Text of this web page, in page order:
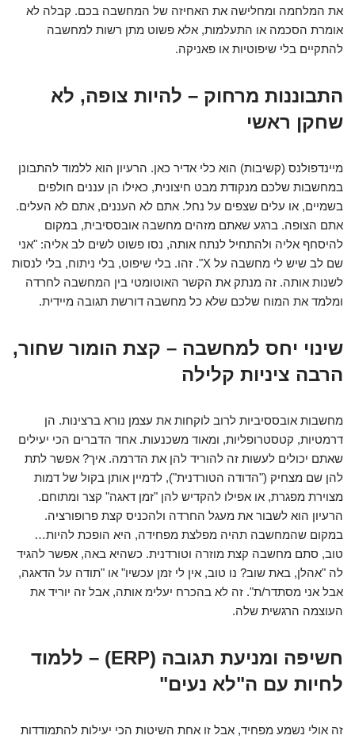
את המלחמה ומחלישה את האחיזה של המחשבה בכם. קבלה לא
אומרת הסכמה או התעלמות, אלא פשוט מתן רשות למחשבה
להתקיים בלי שיפוטיות או פאניקה.
התבוננות מרחוק – להיות צופה, לא
שחקן ראשי
מיינדפולנס (קשיבות) הוא כלי אדיר כאן. הרעיון הוא ללמוד להתבונן
במחשבות שלכם מנקודת מבט חיצונית, כאילו הן עננים חולפים
בשמיים, או עלים שצפים על נחל. אתם לא העננים, אתם לא העלים.
אתם הצופה. ברגע שאתם מזהים מחשבה אובססיבית, במקום
להיסחף אליה ולהתחיל לנתח אותה, נסו פשוט לשים לב אליה: "אני
שם לב שיש לי מחשבה על X". זהו. בלי שיפוט, בלי ניתוח, בלי לנסות
לשנות אותה. זה מנתק את הקשר האוטומטי בין המחשבה לחרדה
ומלמד את המוח שלכם שלא כל מחשבה דורשת תגובה מיידית.
שינוי יחס למחשבה – קצת הומור שחור,
הרבה ציניות קלילה
מחשבות אובססיביות לרוב לוקחות את עצמן נורא ברצינות. הן
דרמטיות, קטסטרופליות, ומאוד משכנעות. אחד הדברים הכי יעילים
שאתם יכולים לעשות זה להוריד להן את הדרמה. איך? אפשר לתת
להן שם מצחיק ("הדודה הטורדנית"), לדמיין אותן בקול של דמות
מצוירת מפגרת, או אפילו להקדיש להן "זמן דאגה" קצר ומתוחם.
הרעיון הוא לשבור את מעגל החרדה ולהכניס קצת פרופורציה.
במקום שהמחשבה תהיה מפלצת מפחידה, היא הופכת להיות…
טוב, סתם מחשבה קצת מוזרה וטורדנית. כשהיא באה, אפשר להגיד
לה "אהלן, באת שוב? נו טוב, אין לי זמן עכשיו" או "תודה על הדאגה,
אבל אני מסתדר/ת". זה לא בהכרח יעלימ אותה, אבל זה יוריד את
העוצמה הרגשית שלה.
חשיפה ומניעת תגובה (ERP) – ללמוד
לחיות עם ה"לא נעים"
זה אולי נשמע מפחיד, אבל זו אחת השיטות הכי יעילות להתמודדות